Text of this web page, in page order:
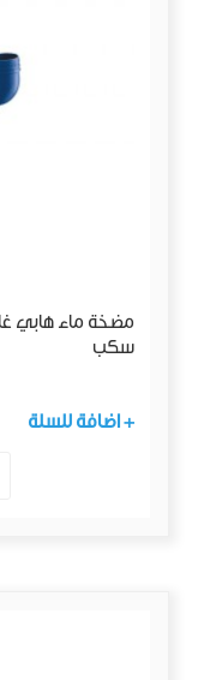
سكب
+ اضافة للسلة